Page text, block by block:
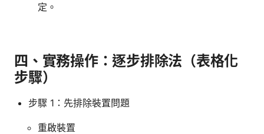
定。
四、實務操作：逐步排除法（表格化
步驟）
步驟 1：先排除裝置問題
重啟裝置